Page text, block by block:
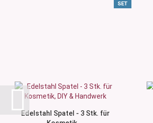
SET
Edelstahl Spatel - 3 Stk. für